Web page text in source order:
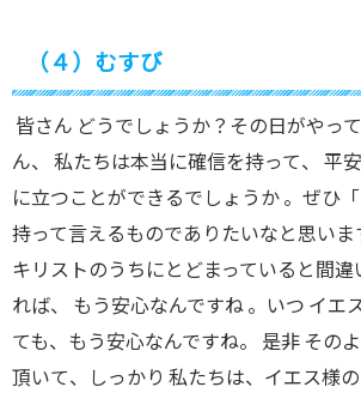
（４）むすび
皆さん どうでしょうか ？ その日がやっ
ん、 私たちは本当に確信を持って、 平
に立つことができるでしょうか 。 ぜひ 「
持って言えるものでありたいなと思いま
キリストのうちにとどまっていると間違
れば、
もう安心なんですね 。
いつ イエ
ても、 もう安心なんですね。
是非 その
頂いて、 しっかり 私たちは、 イエス様